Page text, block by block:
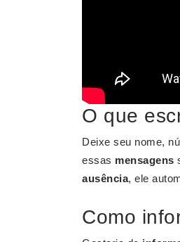
O que
Deixe seu nome,
essas mensagens
ausência, ele
Como